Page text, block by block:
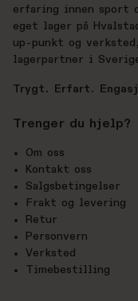
erfaring innen
eget lager på
up-punkt og
lagerpartner i
Trygt. Erfart.
Trenger du hjelp?
Om oss
Kontakt oss
Salgsbetingelser
Frakt og levering
Retur
Personvern
Verksted
Timebestilling